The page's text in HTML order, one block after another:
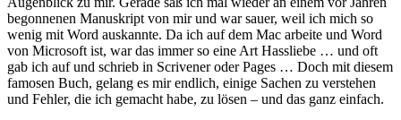
begonnenen Manuskript von mir und war sauer, weil ich mich so
wenig mit Word auskannte. Da ich auf dem Mac arbeite und Word
von Microsoft ist, war das immer so eine Art Hassliebe … und oft
gab ich auf und schrieb in Scrivener oder Pages … Doch mit diesem
famosen Buch, gelang es mir endlich, einige Sachen zu verstehen
und Fehler, die ich gemacht habe, zu lösen – und das ganz einfach.